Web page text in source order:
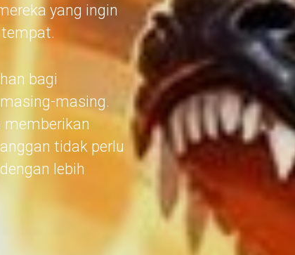
yang ingin
bagi
masing.
memberikan
tidak perlu
lebih